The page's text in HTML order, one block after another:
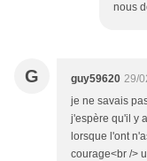
nous
G guy59620 29/
je ne savais
j'espère qu'il y
lorsque l'ont
courage<br />